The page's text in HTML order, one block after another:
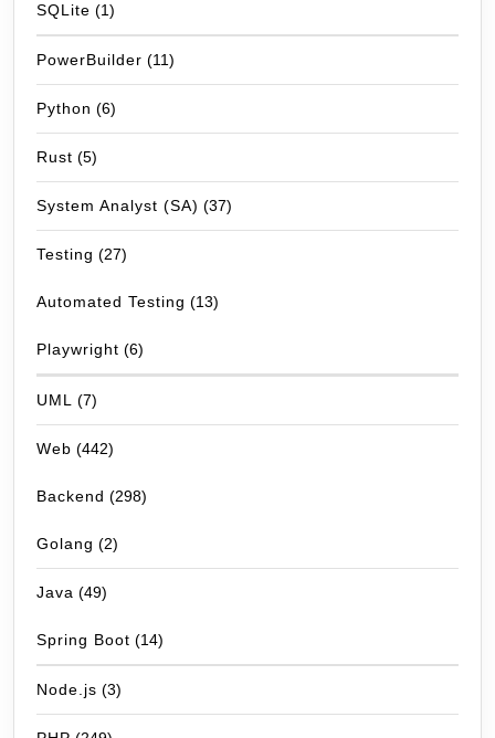
SQLite (1)
PowerBuilder (11)
Python (6)
Rust (5)
System Analyst (SA) (37)
Testing (27)
Automated Testing (13)
Playwright (6)
UML (7)
Web (442)
Backend (298)
Golang (2)
Java (49)
Spring Boot (14)
Node.js (3)